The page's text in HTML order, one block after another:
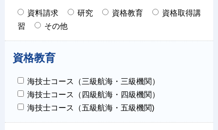
資料請求 研究 資格教育
資格取得講
習
その他
資格教育
海技士コース（三級航海・三級機関）
海技士コース（四級航海・四級機関）
海技士コース（五級航海・五級機関)